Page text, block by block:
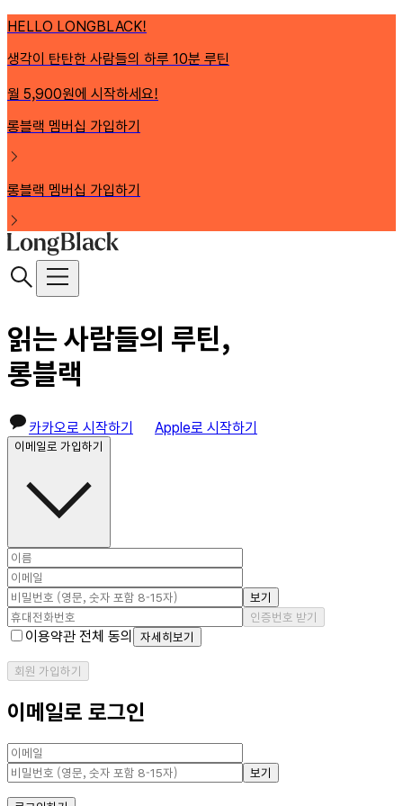
HELLO LONGBLACK!
생각이 탄탄한 사람들의 하루 10분 루틴
월 5,900원에 시작하세요!
롱블랙 멤버십 가입하기
롱블랙 멤버십 가입하기
읽는 사람들의 루틴,
롱블랙
카카오로 시작하기 Apple로 시작하기
이메일로 가입하기
보기
인증번호 받기
이용약관 전체 동의 자세히보기
회원 가입하기
이메일로 로그인
보기